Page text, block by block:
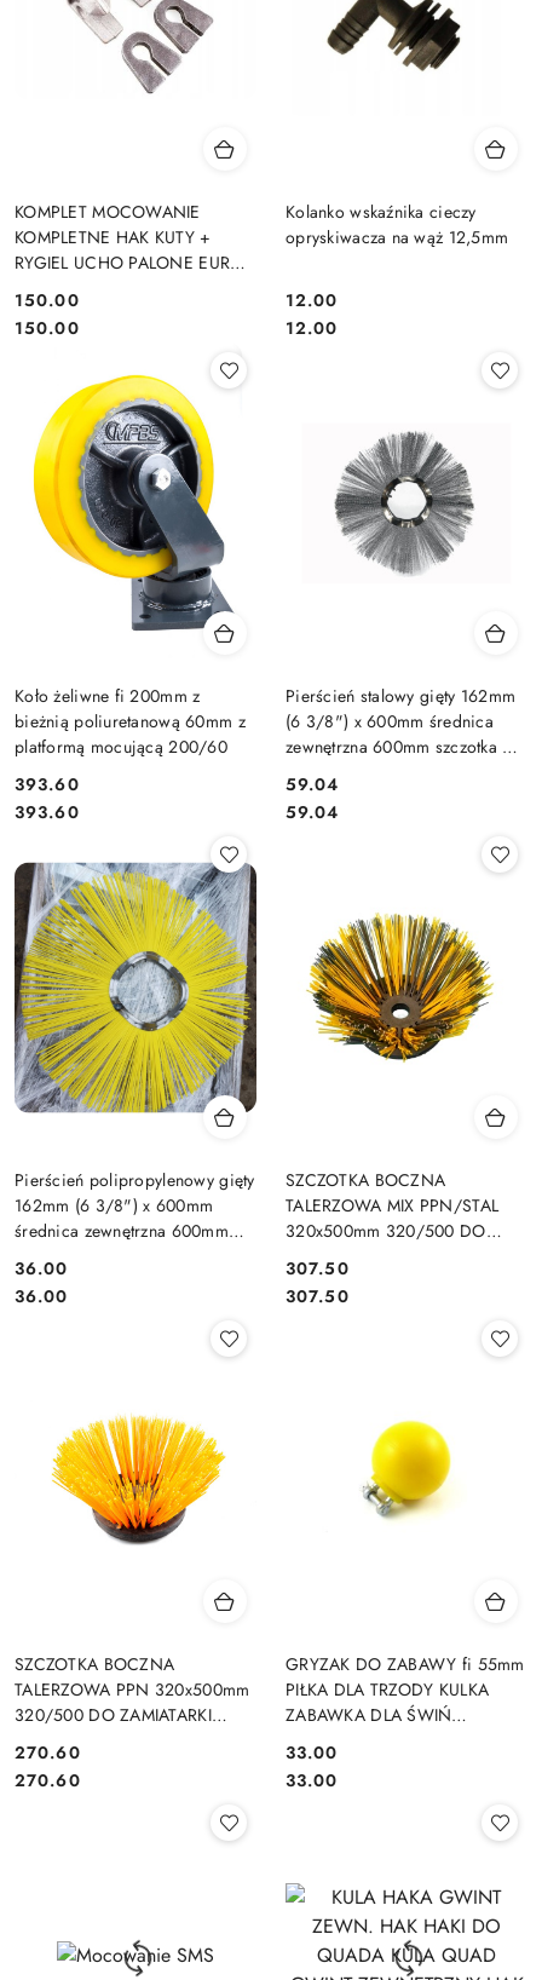
KOMPLET MOCOWANIE
KOMPLETNE HAK KUTY +
RYGIEL UCHO PALONE EURO
Cena:
150.00
Cena:
150.00
Kolanko wskaźnika cieczy
opryskiwacza na wąż 12,5mm
Cena:
12.00
Cena:
12.00
Koło żeliwne fi 200mm z
bieżnią poliuretanową 60mm z
platformą mocującą 200/60
Cena:
393.60
Cena:
393.60
Pierścień stalowy gięty 162mm
(6 3/8") x 600mm średnica
zewnętrzna 600mm szczotka do
Cena:
59.04
Cena:
59.04
Pierścień polipropylenowy gięty
162mm (6 3/8") x 600mm
średnica zewnętrzna 600mm
Cena:
36.00
Cena:
36.00
SZCZOTKA BOCZNA
TALERZOWA MIX PPN/STAL
320x500mm 320/500 DO
ZAMIATAREK
Cena:
307.50
Cena:
307.50
SZCZOTKA BOCZNA
TALERZOWA PPN 320x500mm
320/500 DO ZAMIATARKI
ZAMIATAREK
Cena:
270.60
Cena:
270.60
GRYZAK DO ZABAWY fi 55mm
PIŁKA DLA TRZODY KULKA
ZABAWKA DLA ŚWIŃ
Cena:
33.00
Cena:
33.00